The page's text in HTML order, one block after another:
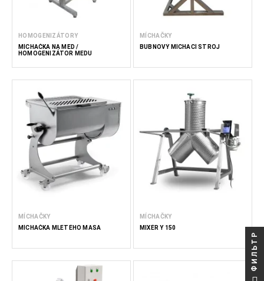
HOMOGENIZÁTORY
MÍCHAČKA NA MED /
HOMOGENIZÁTOR MEDU
MÍCHAČKY
BUBNOVÝ MÍCHACÍ STROJ
MÍCHAČKY
MÍCHAČKA MLETÉHO MASA
MÍCHAČKY
MIXÉR Y 150
ФИЛЬТР